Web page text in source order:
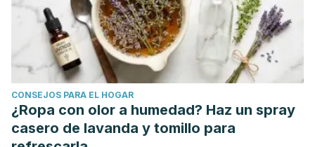
CONSEJOS PARA EL HOGAR
¿Ropa con olor a humedad? Haz un spray
casero de lavanda y tomillo para